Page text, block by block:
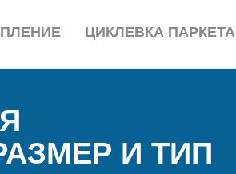
ЦИКЛЕВКА ПАРКЕТА
И ТИП